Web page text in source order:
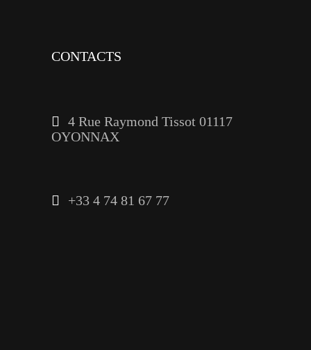
CONTACTS
4 Rue Raymond Tissot 01117
OYONNAX
+33 4 74 81 67 77